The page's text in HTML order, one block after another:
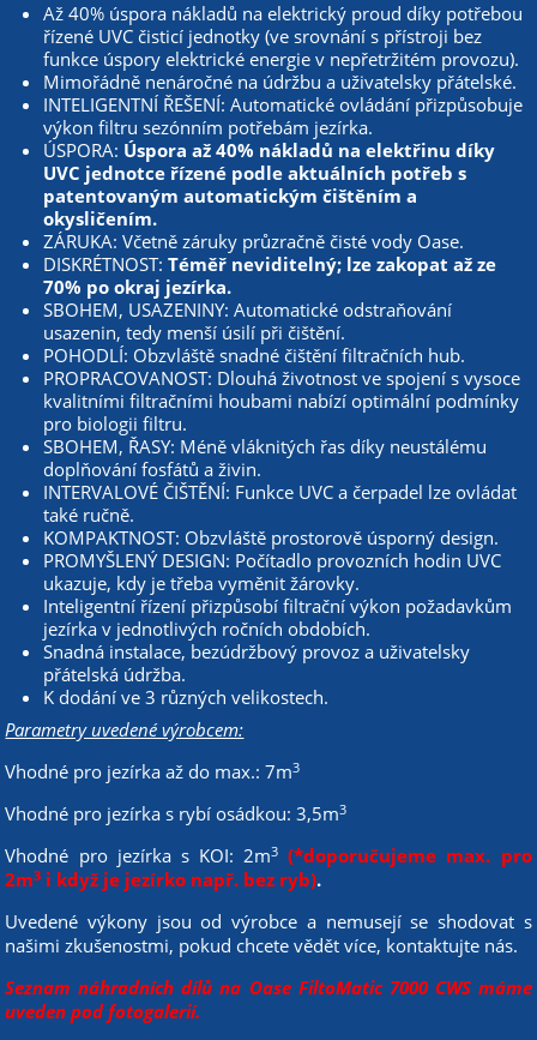
Až 40% úspora nákladů na elektrický proud díky potřebou
řízené UVC čisticí jednotky (ve srovnání s přístroji bez
funkce úspory elektrické energie v nepřetržitém provozu).
Mimořádně nenáročné na údržbu a uživatelsky přátelské.
INTELIGENTNÍ ŘEŠENÍ: Automatické ovládání přizpůsobuje
výkon filtru sezónním potřebám jezírka.
ÚSPORA: Úspora až 40% nákladů na elektřinu díky
UVC jednotce řízené podle aktuálních potřeb s
patentovaným automatickým čištěním a
okysličením.
ZÁRUKA: Včetně záruky průzračně čisté vody Oase.
DISKRÉTNOST:Téměř neviditelný; lze zakopat až ze
70% po okraj jezírka.
SBOHEM, USAZENINY: Automatické odstraňování
usazenin, tedy menší úsilí při čištění.
POHODLÍ: Obzvláště snadné čištění filtračních hub.
PROPRACOVANOST: Dlouhá životnost ve spojení s vysoce
kvalitními filtračními houbami nabízí optimální podmínky
pro biologii filtru.
SBOHEM, ŘASY: Méně vláknitých řas díky neustálému
doplňování fosfátů a živin.
INTERVALOVÉ ČIŠTĚNÍ: Funkce UVC a čerpadel lze ovládat
také ručně.
KOMPAKTNOST: Obzvláště prostorově úsporný design.
PROMYŠLENÝ DESIGN: Počítadlo provozních hodin UVC
ukazuje, kdy je třeba vyměnit žárovky.
Inteligentní řízení přizpůsobí filtrační výkon požadavkům
jezírka v jednotlivých ročních obdobích.
Snadná instalace, bezúdržbový provoz a uživatelsky
přátelská údržba.
K dodání ve 3 různých velikostech.
Parametry uvedené výrobcem:
Vhodné pro jezírka až do max.: 7m3
Vhodné pro jezírka s rybí osádkou: 3,5m3
Vhodné pro jezírka s KOI: 2m3 (*doporučujeme max. pro
2m3 i když je jezírko např. bez ryb).
Uvedené výkony jsou od výrobce a nemusejí se shodovat s
našimi zkušenostmi, pokud chcete vědět více, kontaktujte nás.
Seznam náhradních dílů na Oase FiltoMatic 7000 CWS máme
uveden pod fotogalerií.